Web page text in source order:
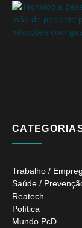
Trabalho /
Saúde /
Reatech
Política
Mundo PcD